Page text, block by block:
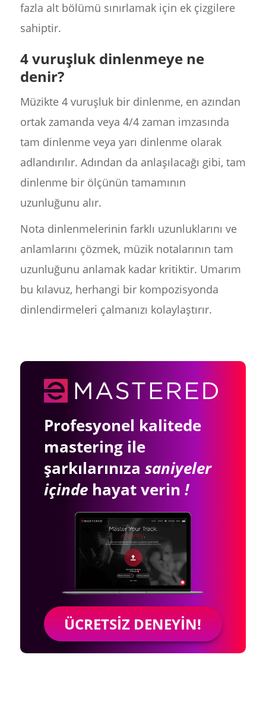
fazla alt bölümü sınırlamak için ek çizgilere
sahiptir.
4 vuruşluk dinlenmeye ne
denir?
Müzikte 4 vuruşluk bir dinlenme, en azından
ortak zamanda veya 4/4 zaman imzasında
tam dinlenme veya yarı dinlenme olarak
adlandırılır. Adından da anlaşılacağı gibi, tam
dinlenme bir ölçünün tamamının
uzunluğunu alır.
Nota dinlenmelerinin farklı uzunluklarını ve
anlamlarını çözmek, müzik notalarının tam
uzunluğunu anlamak kadar kritiktir. Umarım
bu kılavuz, herhangi bir kompozisyonda
dinlendirmeleri çalmanızı kolaylaştırır.
Profesyonel kalitede
mastering ile
şarkılarınıza saniyeler
içindehayat verin !
ÜCRETSIZ DENEYIN!